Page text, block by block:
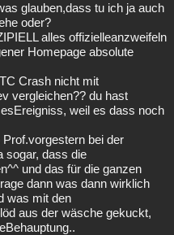
glauben,dass tu ich ja auch
oder?
alles offizielleanzweifeln
Homepage absolute
Crash nicht mit
vergleichen?? du hast
weil es dass noch
bei der
sogar, dass die
und das für die ganzen
dann was dann wirklich
was mit den
aus der wäsche gekuckt,